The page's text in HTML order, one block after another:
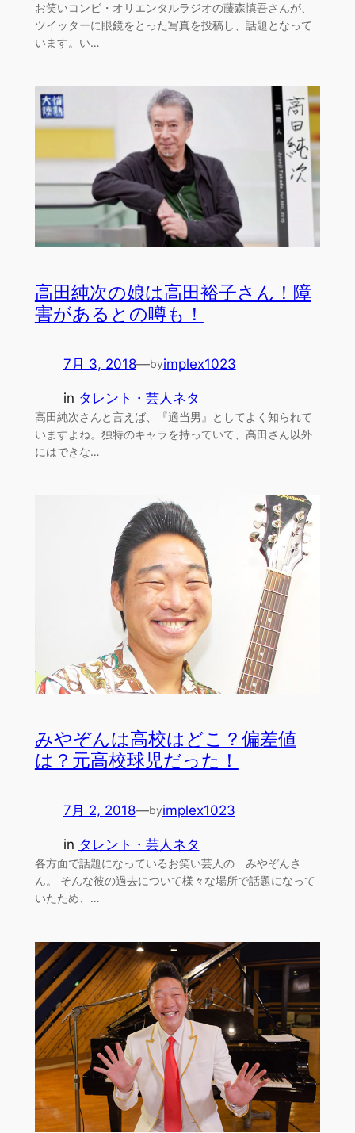
お笑いコンビ・オリエンタルラジオの藤森慎吾さんが、
ツイッターに眼鏡をとった写真を投稿し、話題となって
います。い…
高田純次の娘は高田裕子さん！障
害があるとの噂も！
7月 3, 2018—byimplex1023
in タレント・芸人ネタ
高田純次さんと言えば、『適当男』としてよく知られて
いますよね。独特のキャラを持っていて、高田さん以外
にはできな…
みやぞんは高校はどこ？偏差値
は？元高校球児だった！
7月 2, 2018—byimplex1023
in タレント・芸人ネタ
各方面で話題になっているお笑い芸人の みやぞんさ
ん。 そんな彼の過去について様々な場所で話題になって
いたため、…